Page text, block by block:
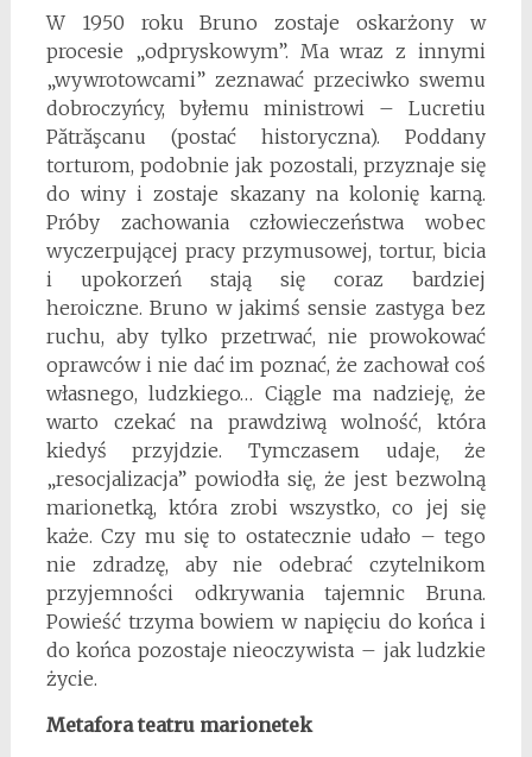
W 1950 roku Bruno zostaje oskarżony w
procesie „odpryskowym”. Ma wraz z innymi
„wywrotowcami” zeznawać przeciwko swemu
dobroczyńcy, byłemu ministrowi – Lucretiu
Pătrăşcanu (postać historyczna). Poddany
torturom, podobnie jak pozostali, przyznaje się
do winy i zostaje skazany na kolonię karną.
Próby zachowania człowieczeństwa wobec
wyczerpującej pracy przymusowej, tortur, bicia
i upokorzeń stają się coraz bardziej
heroiczne. Bruno w jakimś sensie zastyga bez
ruchu, aby tylko przetrwać, nie prowokować
oprawców i nie dać im poznać, że zachował coś
własnego, ludzkiego… Ciągle ma nadzieję, że
warto czekać na prawdziwą wolność, która
kiedyś przyjdzie. Tymczasem udaje, że
„resocjalizacja” powiodła się, że jest bezwolną
marionetką, która zrobi wszystko, co jej się
każe. Czy mu się to ostatecznie udało – tego
nie zdradzę, aby nie odebrać czytelnikom
przyjemności odkrywania tajemnic Bruna.
Powieść trzyma bowiem w napięciu do końca i
do końca pozostaje nieoczywista – jak ludzkie
życie.
Metafora teatru marionetek